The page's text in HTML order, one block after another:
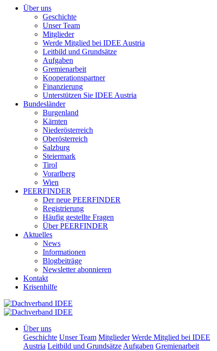
Über uns
Geschichte
Unser Team
Mitglieder
Werde Mitglied bei IDEE Austria
Leitbild und Grundsätze
Aufgaben
Gremienarbeit
Kooperationspartner
Finanzierung
Unterstützen Sie IDEE Austria
Bundesländer
Burgenland
Kärnten
Niederösterreich
Oberösterreich
Salzburg
Steiermark
Tirol
Vorarlberg
Wien
PEERFINDER
Der neue PEERFINDER
Registrierung
Häufig gestellte Fragen
Über PEERFINDER
Aktuelles
News
Informationen
Blogbeiträge
Newsletter abonnieren
Kontakt
Krisenhilfe
Über uns
Geschichte Unser Team Mitglieder Werde Mitglied bei IDEE
Austria Leitbild und Grundsätze Aufgaben Gremienarbeit